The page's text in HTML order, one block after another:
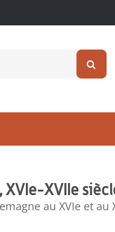
XVIIe
au XVIe et au